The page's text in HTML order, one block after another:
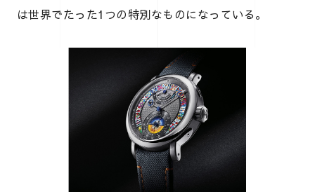
は世界でたった1つの特別なものになっている。